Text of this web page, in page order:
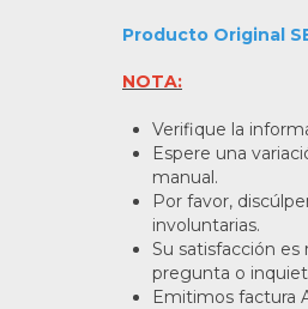
Producto Original
NOTA:
Verifique la
Espere una
manual.
Por favor,
involuntarias.
Su satisfacción
pregunta o
Emitimos factura